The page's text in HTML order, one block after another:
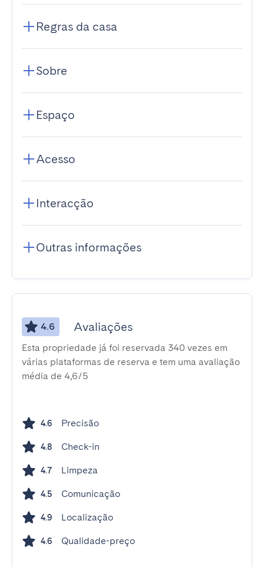
Regras da casa
Sobre
Espaço
Acesso
Interacção
Outras informações
4.6 Avaliações
Esta propriedade já foi reservada 340 vezes em
várias plataformas de reserva e tem uma avaliação
média de 4,6/5
4.6 Precisão
4.8 Check-in
4.7 Limpeza
4.5 Comunicação
4.9 Localização
4.6 Qualidade-preço